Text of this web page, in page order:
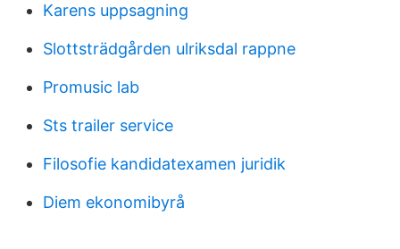
Karens uppsagning
Slottsträdgården ulriksdal rappne
Promusic lab
Sts trailer service
Filosofie kandidatexamen juridik
Diem ekonomibyrå